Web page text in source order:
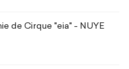
de Cirque "eia" - NUYE